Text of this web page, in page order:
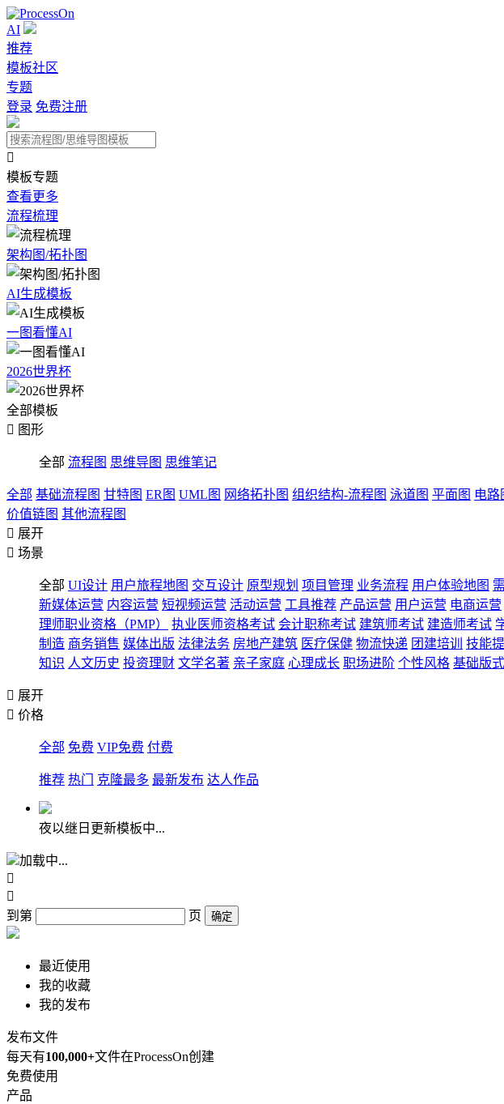
AI
推荐
模板社区
专题
登录 免费注册

模板专题
查看更多
流程梳理
架构图/拓扑图
AI生成模板
一图看懂AI
2026世界杯
全部模板
 图形
全部 流程图 思维导图 思维笔记
全部 基础流程图 甘特图 ER图 UML图 网络拓扑图 组织结构-流程图 泳道图 平面图 电路
价值链图 其他流程图
 展开
 场景
全部 UI设计 用户旅程地图 交互设计 原型规划 项目管理 业务流程 用户体验地图
新媒体运营 内容运营 短视频运营 活动运营 工具推荐 产品运营 用户运营 电商运营
理师职业资格（PMP）
执业医师资格考试 会计职称考试 建筑师考试 建造师考试
制造 商务销售 媒体出版 法律法务 房地产建筑 医疗保健 物流快递 团建培训 技能
知识 人文历史 投资理财 文学名著 亲子家庭 心理成长 职场进阶 个性风格 基础版式
 展开
 价格
全部 免费 VIP免费 付费
推荐 热门 克隆最多 最新发布 达人作品
夜以继日更新模板中...
加载中...


到第
页 确定
最近使用
我的收藏
我的发布
发布文件
每天有100,000+文件在ProcessOn创建
免费使用
产品